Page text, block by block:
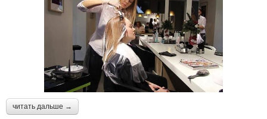
читать дальше →